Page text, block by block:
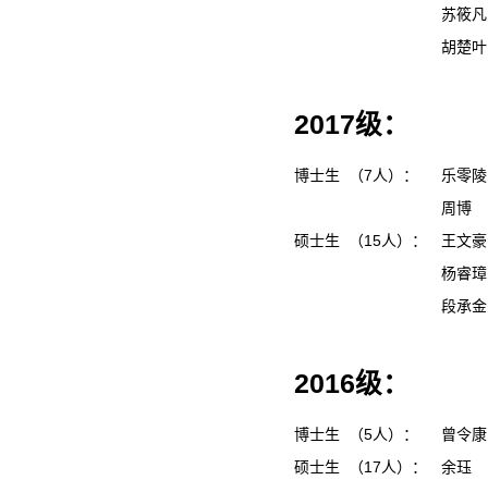
苏筱
胡楚
2017级：
博士生 （7人）：
乐零陵
周博
硕士生 （15人）：
王文
杨睿
段承
2016级：
博士生 （5人）：
曾令
硕士生 （17人）：
余珏